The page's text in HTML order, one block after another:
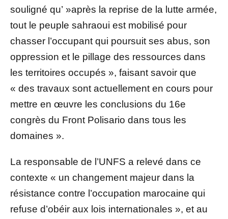
souligné qu’ »après la reprise de la lutte armée,
tout le peuple sahraoui est mobilisé pour
chasser l’occupant qui poursuit ses abus, son
oppression et le pillage des ressources dans
les territoires occupés », faisant savoir que
« des travaux sont actuellement en cours pour
mettre en œuvre les conclusions du 16e
congrès du Front Polisario dans tous les
domaines ».
La responsable de l’UNFS a relevé dans ce
contexte « un changement majeur dans la
résistance contre l’occupation marocaine qui
refuse d’obéir aux lois internationales », et au